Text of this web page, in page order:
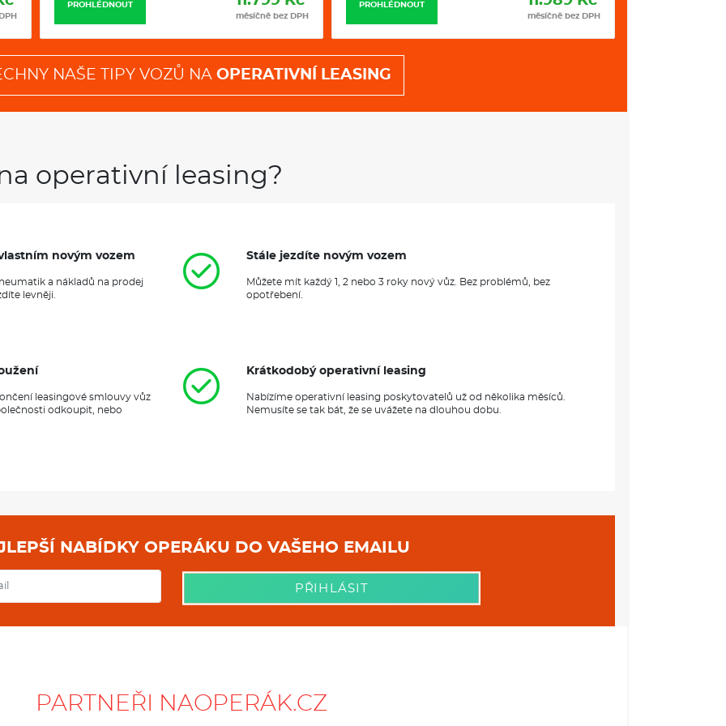
PROHLÉDNOUT
měsíčně bez DPH
PROHLÉDNOUT
měsíčně bez DPH
NAŠE TIPY VOZŮ NA OPERATIVNÍ LEASING
operativní leasing?
novým vozem
a nákladů na prodej
levněji.
Stále jezdíte novým vozem
Můžete mít každý 1, 2 nebo 3 roky nový vůz. Bez problémů, bez
opotřebení.
leasingové smlouvy vůz
odkoupit, nebo
Krátkodobý operativní leasing
Nabízíme operativní leasing poskytovatelů už od několika měsíců.
Nemusíte se tak bát, že se uvážete na dlouhou dobu.
NEJLEPŠÍ NABÍDKY OPERÁKU DO VAŠEHO EMAILU
PŘIHLÁSIT
PARTNEŘI NAOPERÁK.CZ